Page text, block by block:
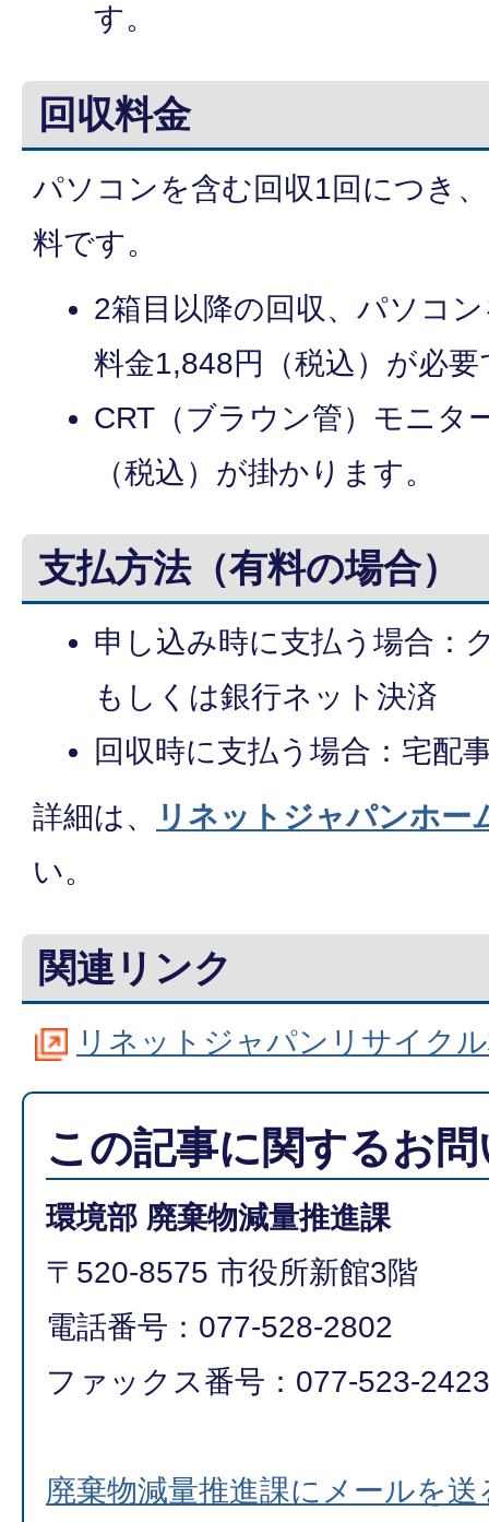
す。
回収料金
パソコンを含む回収1回につき
料です。
2箱目以降の回収、パソコ
料金1,848円（税込）が必要
CRT（ブラウン管）モニタ
（税込）が掛かります。
支払方法（有料の場合）
申し込み時に支払う場合：
もしくは銀行ネット決済
回収時に支払う場合：宅配
詳細は、
リネットジャパンホー
い。
関連リンク
リネットジャパンリサイク
この記事に関するお
環境部 廃棄物減量推進課
〒520-8575 市役所新館3階
電話番号：077-528-2802
ファックス番号：077-523-2423
廃棄物減量推進課にメールを送